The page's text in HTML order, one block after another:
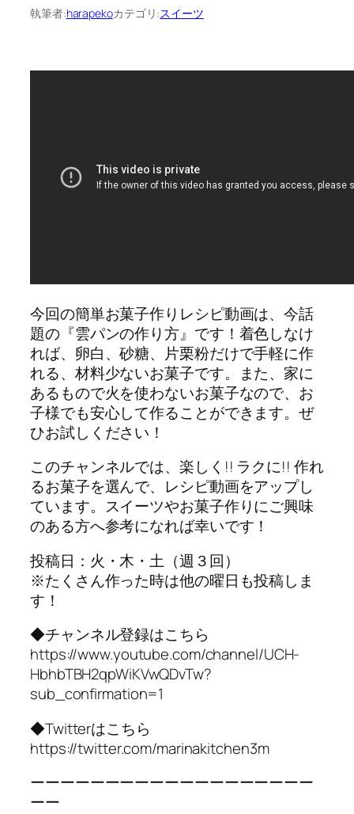
執筆者:harapekoカテゴリ:スイーツ
今回の簡単お菓子作りレシピ動画は、今話
題の『雲パンの作り方』です！着色しなけ
れば、卵白、砂糖、片栗粉だけで手軽に作
れる、材料少ないお菓子です。また、家に
あるもので火を使わないお菓子なので、お
子様でも安心して作ることができます。ぜ
ひお試しください！
このチャンネルでは、楽しく!! ラクに!! 作れ
るお菓子を選んで、レシピ動画をアップし
ています。スイーツやお菓子作りにご興味
のある方へ参考になれば幸いです！
投稿日：火・木・土（週３回）
※たくさん作った時は他の曜日も投稿しま
す！
◆チャンネル登録はこちら
https://www.youtube.com/channel/UCH-
HbhbTBH2qpWiKVwQDvTw?
sub_confirmation=1
◆Twitterはこちら
https://twitter.com/marinakitchen3m
ーーーーーーーーーーーーーーーーーーー
ーー